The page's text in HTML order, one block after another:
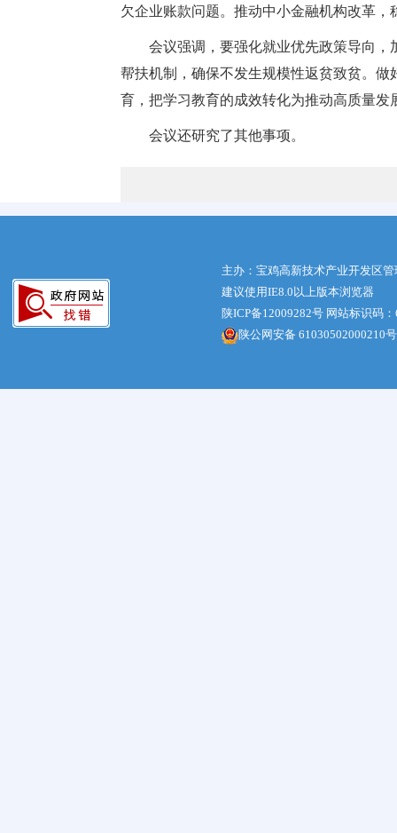
欠企业账款问题。推动中小金融机构改革，
会议强调，要强化就业优先政策导向
帮扶机制，确保不发生规模性返贫致贫。
育，把学习教育的成效转化为推动高质量发
会议还研究了其他事项。
主办：宝鸡高新技术产业开发区
建议使用IE8.0以上版本浏览器
陕ICP备12009282号 网站标识码
陕公网安备 61030502000210号